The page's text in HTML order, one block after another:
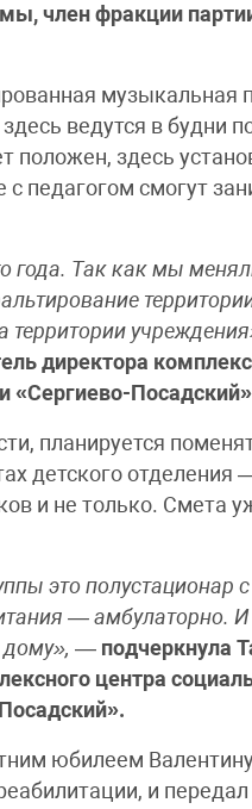
член фракции
музыкальная
ведутся в будни
положен, здесь
с педагогом смогут
года. Так как мы
территории
директора
«Сергиево-
планируется
детского отделения
и не только. Смета
это полустационар
— амбулаторно.
дому»,— подчеркнула
центра
юбилеем
и